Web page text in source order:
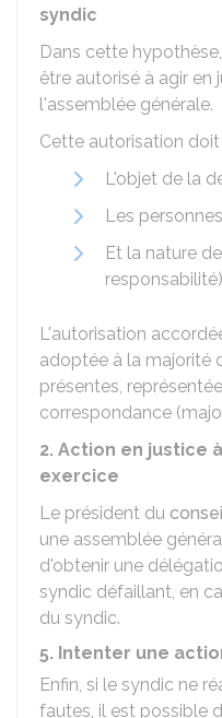
syndic
Dans cette
être autorisé à agir en
l'assemblée générale.
Cette autorisation
L'objet de la
Les
Et la nature
L'autorisation
adoptée à la majorité
présentes,
correspondance
2. Action en justice
exercice
Le président du
une assemblée
d'obtenir une
syndic défaillant, en
du syndic.
5. Intenter une
Enfin, si le syndic ne
fautes, il est possible